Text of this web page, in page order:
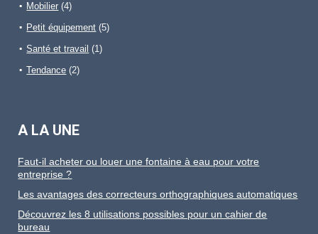
Mobilier (4)
Petit équipement (5)
Santé et travail (1)
Tendance (2)
A LA UNE
Faut-il acheter ou louer une fontaine à eau pour votre
entreprise ?
Les avantages des correcteurs orthographiques automatiques
Découvrez les 8 utilisations possibles pour un cahier de
bureau